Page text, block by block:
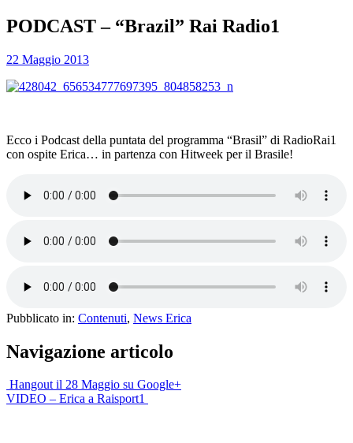
PODCAST – “Brazil” Rai Radio1
22 Maggio 2013
Ecco i Podcast della puntata del programma “Brasil” di RadioRai1
con ospite Erica… in partenza con Hitweek per il Brasile!
Pubblicato in: Contenuti, News Erica
Navigazione articolo
Hangout il 28 Maggio su Google+
VIDEO – Erica a Raisport1